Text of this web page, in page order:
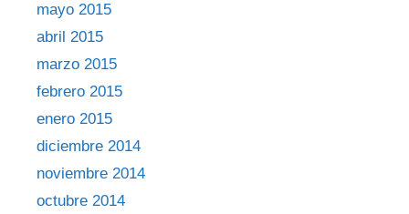
mayo 2015
abril 2015
marzo 2015
febrero 2015
enero 2015
diciembre 2014
noviembre 2014
octubre 2014